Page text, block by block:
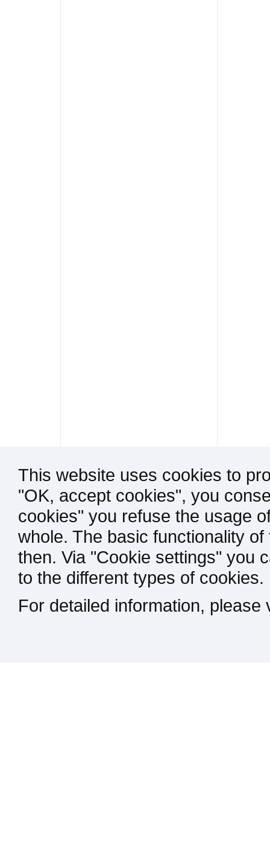
This website uses cookies to
"OK, accept cookies", you
cookies" you refuse the usage
whole. The basic functionality
then. Via "Cookie settings" you
to the different types of cookies.
For detailed information,